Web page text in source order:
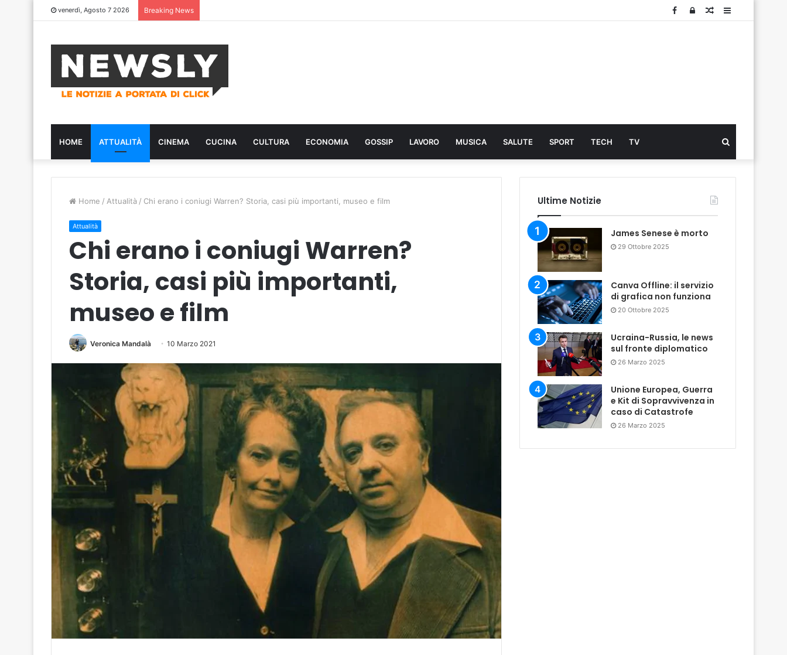
venerdì, Agosto 7 2026 Breaking News Sidebar
Articolo
Log
Facebook
HOME ATTUALITÀ CINEMA CUCINA CULTURA ECONOMIA GOSSIP LAVORO MUSICA SALUTE SPORT TECH TV
...
Home / Attualità / Chi erano i coniugi Warren? Storia, casi più importanti, museo e film
Attualità
Chi erano i coniugi Warren?
Storia, casi più importanti,
museo e film
Veronica Mandalà 10 Marzo 2021
Ultime Notizie
James Senese è morto
29 Ottobre 2025
Canva Offline: il servizio
di grafica non funziona
20 Ottobre 2025
Ucraina-Russia, le news
sul fronte diplomatico
26 Marzo 2025
Unione Europea, Guerra
e Kit di Sopravvivenza in
caso di Catastrofe
26 Marzo 2025